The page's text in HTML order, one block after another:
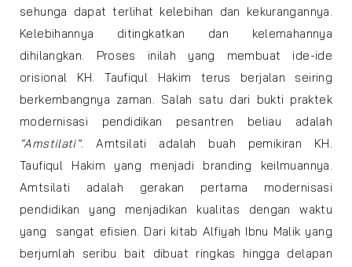
sehunga dapat terlihat kelebihan dan kekurangannya.
Kelebihannya ditingkatkan dan kelemahannya
dihilangkan. Proses inilah yang membuat ide-ide
orisional KH. Taufiqul Hakim terus berjalan seiring
berkembangnya zaman. Salah satu dari bukti praktek
modernisasi pendidikan pesantren beliau adalah
“Amstilati”. Amtsilati adalah buah pemikiran KH.
Taufiqul Hakim yang menjadi branding keilmuannya.
Amtsilati adalah gerakan pertama modernisasi
pendidikan yang menjadikan kualitas dengan waktu
yang sangat efisien. Dari kitab Alfiyah Ibnu Malik yang
berjumlah seribu bait dibuat ringkas hingga delapan